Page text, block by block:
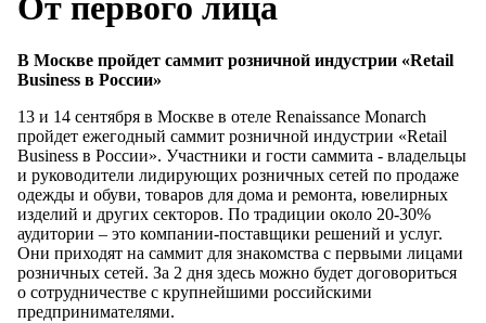
В Москве пройдет саммит розничной индустрии «Retail
Business в России»
13 и 14 сентября в Москве в отеле Renaissance Monarch
пройдет ежегодный саммит розничной индустрии «Retail
Business в России». Участники и гости саммита - владельцы
и руководители лидирующих розничных сетей по продаже
одежды и обуви, товаров для дома и ремонта, ювелирных
изделий и других секторов. По традиции около 20-30%
аудитории – это компании-поставщики решений и услуг.
Они приходят на саммит для знакомства с первыми лицами
розничных сетей. За 2 дня здесь можно будет договориться
о сотрудничестве с крупнейшими российскими
предпринимателями.